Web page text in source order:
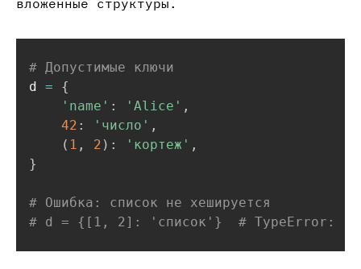
вложенные структуры.
# Допустимые ключи
d =
{
'name' : 'Alice' ,
42 : 'число' ,
( 1 , 2 ) : 'кортеж' ,
}
# Ошибка: список не хешируется
# d = {[1, 2]: 'список'}  # TypeError: